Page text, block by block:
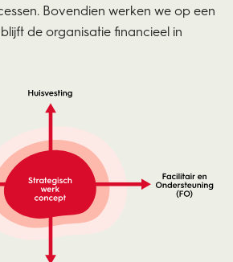
Bovendien werken we op een
de organisatie financieel in